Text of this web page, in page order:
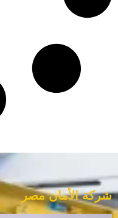
شركة الأمان مصر